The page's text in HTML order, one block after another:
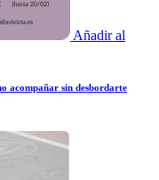
Añadir al
acompañar sin desbordarte